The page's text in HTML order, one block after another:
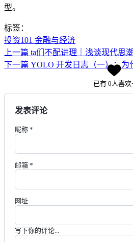
型。
标签：
投资101 金融与经济
上一篇 ta们不配讲理｜浅谈现代思
下一篇 YOLO 开发日志（一）：为